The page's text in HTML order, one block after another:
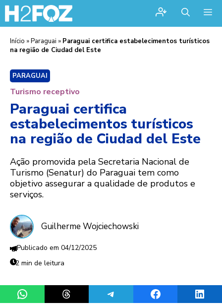
Início »Paraguai » Paraguai certifica estabelecimentos turísticos
na região de Ciudad del Este
PARAGUAI
Turismo receptivo
Paraguai certifica
estabelecimentos turísticos
na região de Ciudad del Este
Ação promovida pela Secretaria Nacional de
Turismo (Senatur) do Paraguai tem como
objetivo assegurar a qualidade de produtos e
serviços.
Guilherme Wojciechowski
04/12/2025
2 min de leitura
Share on WhatsAppShare on ThreadsShare on TelegramShare on Facebook